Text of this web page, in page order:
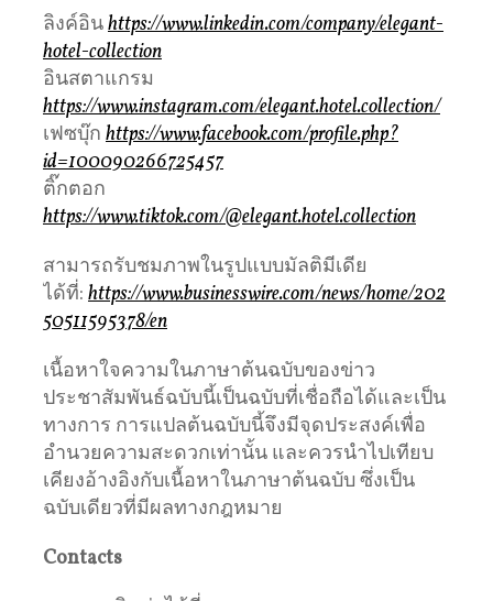
ลิงค์อินhttps://www.linkedin.com/company/elegant-
hotel-collection
อินสตาแกรม
https://www.instagram.com/elegant.hotel.collection/
เฟซบุ๊ก https://www.facebook.com/profile.php?
id=100090266725457
ติ๊กตอก
https://www.tiktok.com/@elegant.hotel.collection
สามารถรับชมภาพในรูปแบบมัลติมีเดีย
ได้ที่: https://www.businesswire.com/news/home/202
50511595378/en
เนื้อหาใจความในภาษาต้นฉบับของข่าว
ประชาสัมพันธ์ฉบับนี้เป็นฉบับที่เชื่อถือได้และเป็น
ทางการ การแปลต้นฉบับนี้จึงมีจุดประสงค์เพื่อ
อำนวยความสะดวกเท่านั้น และควรนำไปเทียบ
เคียงอ้างอิงกับเนื้อหาในภาษาต้นฉบับ ซึ่งเป็น
ฉบับเดียวที่มีผลทางกฎหมาย
Contacts